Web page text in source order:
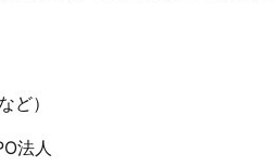
ど）
法人